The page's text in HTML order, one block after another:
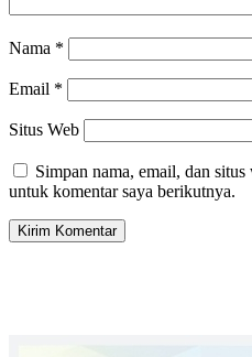
Nama *
Email *
Situs Web
Simpan nama, email, dan
untuk komentar saya berikutnya.